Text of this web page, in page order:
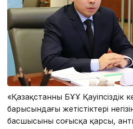
«Қазақстанның БҰҰ Қауіпсіздік
барысындағы жетістіктері
басшысының соғысқа қарсы,